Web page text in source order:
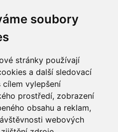
soubory
stránky používají
a další sledovací
cílem vylepšení
prostředí, zobrazení
obsahu a reklam,
webových
Youtube kanál arboreta